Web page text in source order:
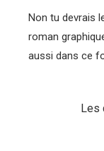
Non tu devrais
roman
aussi dans ce
Les